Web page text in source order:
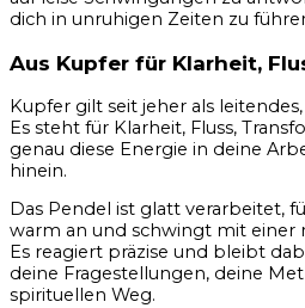
dich in unruhigen Zeiten zu
Aus Kupfer für Klarheit,
Kupfer gilt seit jeher als
Es steht für Klarheit, Fluss,
genau diese Energie in deine
hinein.
Das Pendel ist glatt verarbeitet,
warm an und schwingt mit einer
Es reagiert präzise und bleibt
deine Fragestellungen, deine
spirituellen Weg.